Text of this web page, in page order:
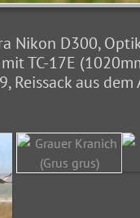
Nikon D300,
TC-17E
Reissack aus